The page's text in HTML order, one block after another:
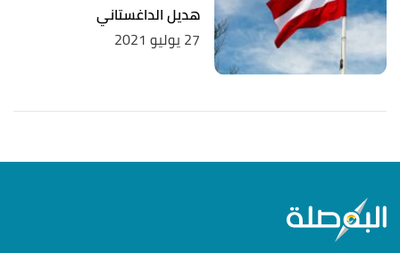
هديل الداغستاني
27 يوليو 2021